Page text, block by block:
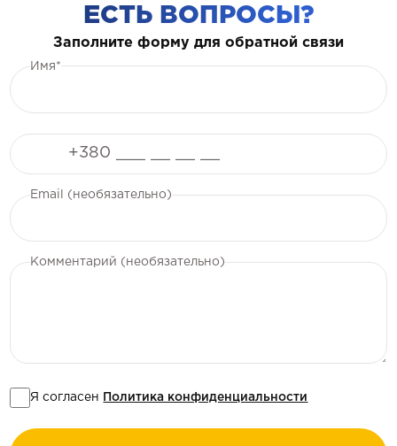
ЕСТЬ ВОПРОСЫ?
Заполните форму для обратной связи
Имя*
Email (необязательно)
Комментарий (необязательно)
Я согласен Политика конфиденциальности